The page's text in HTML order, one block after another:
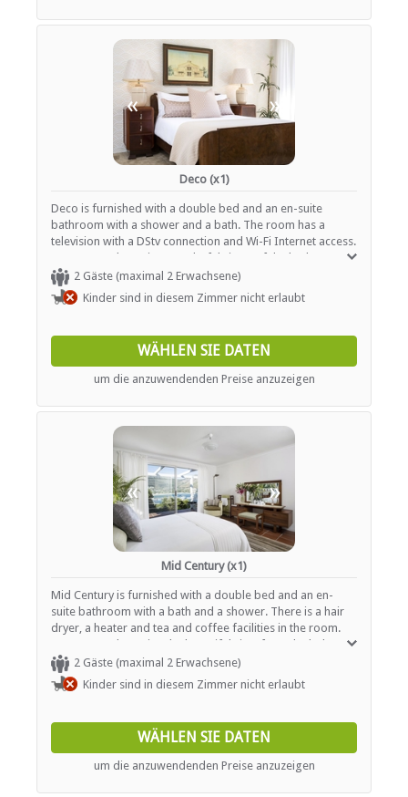
« »
Deco (x1)
Deco is furnished with a double bed and an en-suite
bathroom with a shower and a bath. The room has a
television with a DStv connection and Wi-Fi Internet access.
Guests can also enjoy wonderful views of the harbour
from their balcony.
2 Gäste (maximal 2 Erwachsene)
Kinder sind in diesem Zimmer nicht erlaubt
WÄHLEN SIE DATEN
um die anzuwendenden Preise anzuzeigen
« »
Mid Century (x1)
Mid Century is furnished with a double bed and an en-
suite bathroom with a bath and a shower. There is a hair
dryer, a heater and tea and coffee facilities in the room.
Guests can also enjoy the beautiful view from the balcony.
2 Gäste (maximal 2 Erwachsene)
Kinder sind in diesem Zimmer nicht erlaubt
WÄHLEN SIE DATEN
um die anzuwendenden Preise anzuzeigen